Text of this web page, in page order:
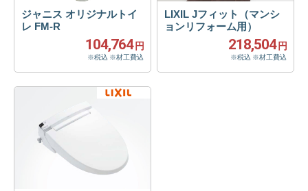
ジャニス オリジナルトイ
レ FM-R
104,764 円
※税込 ※材工費込
LIXIL Jフィット（マンシ
ョンリフォーム用）
218,504 円
※税込 ※材工費込